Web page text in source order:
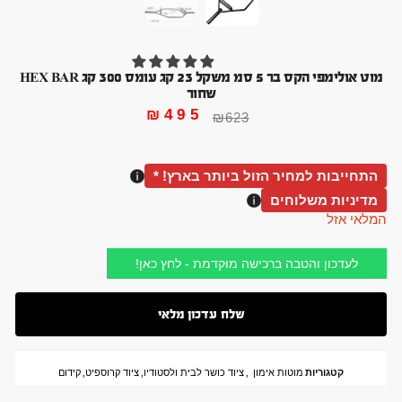
מוט אולימפי הקס בר 5 סמ משקל 23 קג עומס 300 קג HEX BAR
שחור
₪623
₪ 495
התחייבות למחיר הזול ביותר בארץ! *
מדיניות משלוחים
המלאי אזל
לעדכון והטבה ברכישה מוקדמת - לחץ כאן!
קטגוריות מוטות אימון ,ציוד כושר לבית ולסטודיו,ציוד קרוספיט,קידום